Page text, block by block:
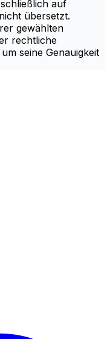
auf
übersetzt.
gewählten
rechtliche
seine Genauigkeit